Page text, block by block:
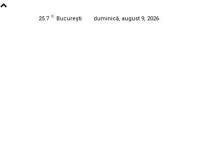
25.7 C București duminică, august 9, 2026